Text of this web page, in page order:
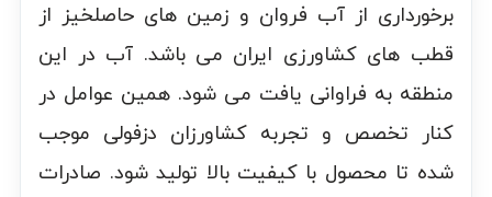
برخورداری از آب فروان و زمین های حاصلخیز از
قطب های کشاورزی ایران می باشد. آب در این
منطقه به فراوانی یافت می شود. همین عوامل در
کنار تخصص و تجربه کشاورزان دزفولی موجب
شده تا محصول با کیفیت بالا تولید شود. صادرات